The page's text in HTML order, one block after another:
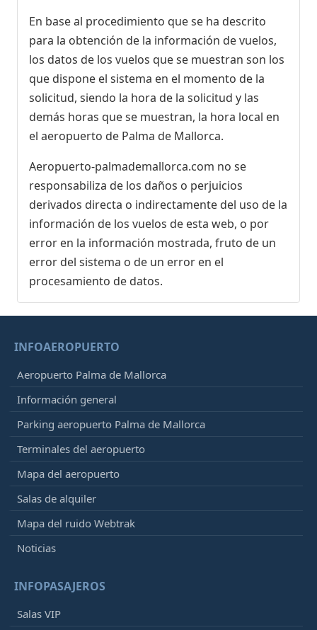
En base al procedimiento que se ha descrito
para la obtención de la información de vuelos,
los datos de los vuelos que se muestran son los
que dispone el sistema en el momento de la
solicitud, siendo la hora de la solicitud y las
demás horas que se muestran, la hora local en
el aeropuerto de Palma de Mallorca.
Aeropuerto-palmademallorca.com no se
responsabiliza de los daños o perjuicios
derivados directa o indirectamente del uso de la
información de los vuelos de esta web, o por
error en la información mostrada, fruto de un
error del sistema o de un error en el
procesamiento de datos.
INFOAEROPUERTO
Aeropuerto Palma de Mallorca
Información general
Parking aeropuerto Palma de Mallorca
Terminales del aeropuerto
Mapa del aeropuerto
Salas de alquiler
Mapa del ruido Webtrak
Noticias
INFOPASAJEROS
Salas VIP